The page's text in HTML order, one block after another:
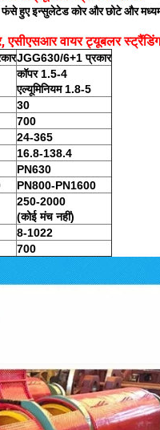
हुए इन्सुलेटेड कोर और छोटे और
एसीएसआर वायर ट्यूबलर
JGG630/6+1 प्रकार
कॉपर 1.5-4
एल्यूमिनियम 1.8-5
30
700
24-365
16.8-138.4
PN630
PN800-PN1600
250-2000
(कोई मंच नहीं)
8-1022
700